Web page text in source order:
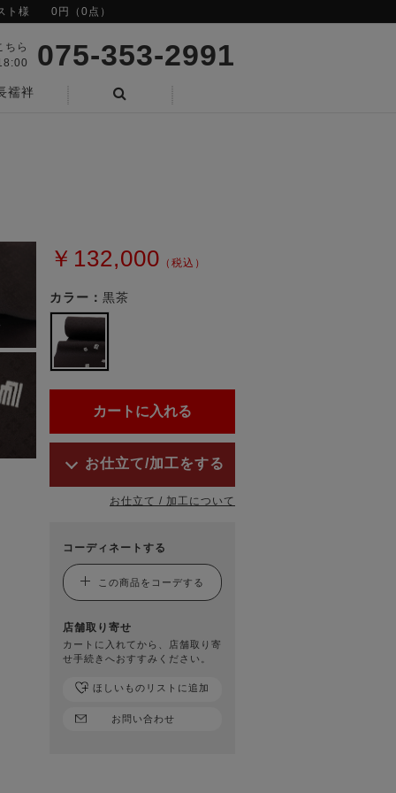
ト様 0円（0点）
ちら
075-353-2991
襦袢
￥132,000 （税込）
カラー： 黒茶
お仕立て/加工をする
お仕立て / 加工について
コーディネートする
この商品をコーデする
店舗取り寄せ
カートに入れてから、店舗取り寄
せ手続きへおすすみください。
お問い合わせ
ほしいものリストに追加